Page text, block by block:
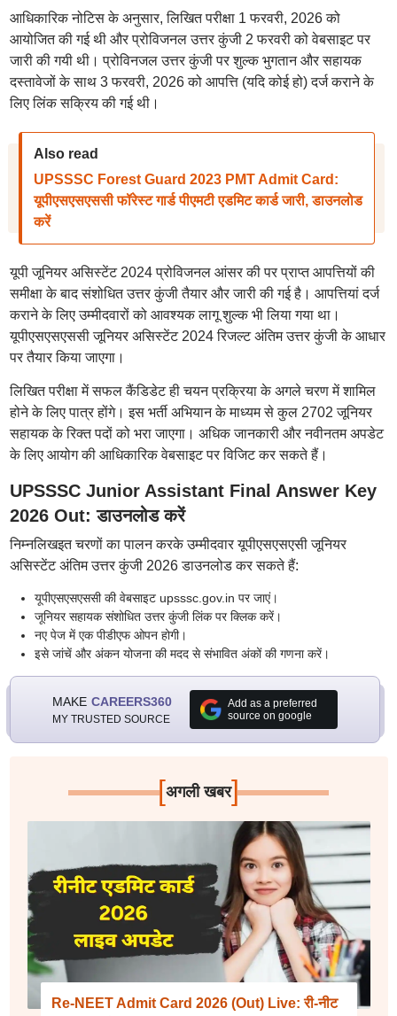
आधिकारिक नोटिस के अनुसार, लिखित परीक्षा 1 फरवरी, 2026 को
आयोजित की गई थी और प्रोविजनल उत्तर कुंजी 2 फरवरी को वेबसाइट पर
जारी की गयी थी। प्रोविनजल उत्तर कुंजी पर शुल्क भुगतान और सहायक
दस्तावेजों के साथ 3 फरवरी, 2026 को आपत्ति (यदि कोई हो) दर्ज कराने के
लिए लिंक सक्रिय की गई थी।
Also read
UPSSSC Forest Guard 2023 PMT Admit Card:
यूपीएसएसएससी फॉरेस्ट गार्ड पीएमटी एडमिट कार्ड जारी, डाउनलोड
करें
यूपी जूनियर असिस्टेंट 2024 प्रोविजनल आंसर की पर प्राप्त आपत्तियों की
समीक्षा के बाद संशोधित उत्तर कुंजी तैयार और जारी की गई है। आपत्तियां दर्ज
कराने के लिए उम्मीदवारों को आवश्यक लागू शुल्क भी लिया गया था।
यूपीएसएसएससी जूनियर असिस्टेंट 2024 रिजल्ट अंतिम उत्तर कुंजी के आधार
पर तैयार किया जाएगा।
लिखित परीक्षा में सफल कैंडिडेट ही चयन प्रक्रिया के अगले चरण में शामिल
होने के लिए पात्र होंगे। इस भर्ती अभियान के माध्यम से कुल 2702 जूनियर
सहायक के रिक्त पदों को भरा जाएगा। अधिक जानकारी और नवीनतम अपडेट
के लिए आयोग की आधिकारिक वेबसाइट पर विजिट कर सकते हैं।
UPSSSC Junior Assistant Final Answer Key
2026 Out: डाउनलोड करें
निम्नलिखइत चरणों का पालन करके उम्मीदवार यूपीएसएसएसी जूनियर
असिस्टेंट अंतिम उत्तर कुंजी 2026 डाउनलोड कर सकते हैं:
यूपीएसएसएससी की वेबसाइट upsssc.gov.in पर जाएं।
जूनियर सहायक संशोधित उत्तर कुंजी लिंक पर क्लिक करें।
नए पेज में एक पीडीएफ ओपन होगी।
इसे जांचें और अंकन योजना की मदद से संभावित अंकों की गणना करें।
MAKE CAREERS360
MY TRUSTED SOURCE
Add as a preferred
source on google
[अगली खबर]
Re-NEET Admit Card 2026 (Out) Live: री-नीट